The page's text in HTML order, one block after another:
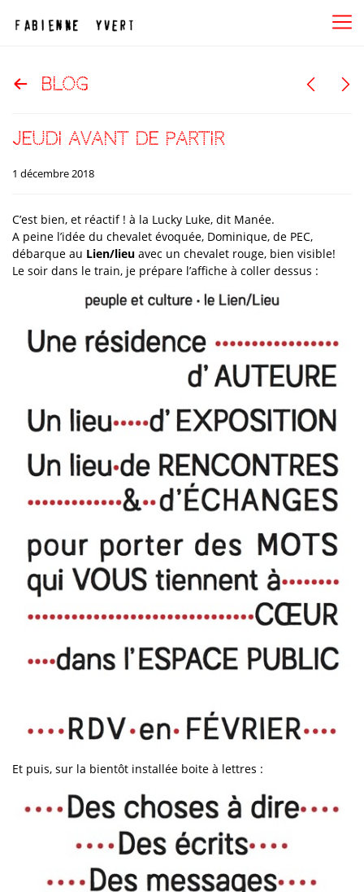
blog
jeudi avant de partir
1 décembre 2018
C’est bien, et réactif ! à la Lucky Luke, dit Manée.
A peine l’idée du chevalet évoquée, Dominique, de PEC,
débarque au Lien/lieu avec un chevalet rouge, bien visible!
Le soir dans le train, je prépare l’affiche à coller dessus :
Et puis, sur la bientôt installée boite à lettres :